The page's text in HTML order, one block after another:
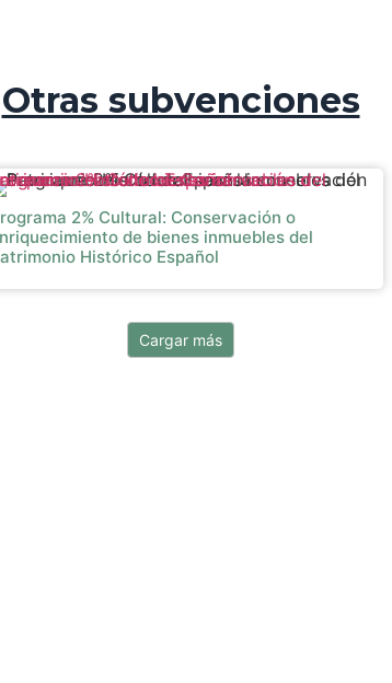
Otras subvenciones
2% Cultural: Conservación o enriquecimiento de bienes inmuebles del Patrimonio Histórico Español
2% Cultural: Conservación o
de bienes inmuebles del
Histórico Español
Cargar más